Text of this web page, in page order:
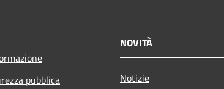
pubblica
NOVITÀ
Notizie